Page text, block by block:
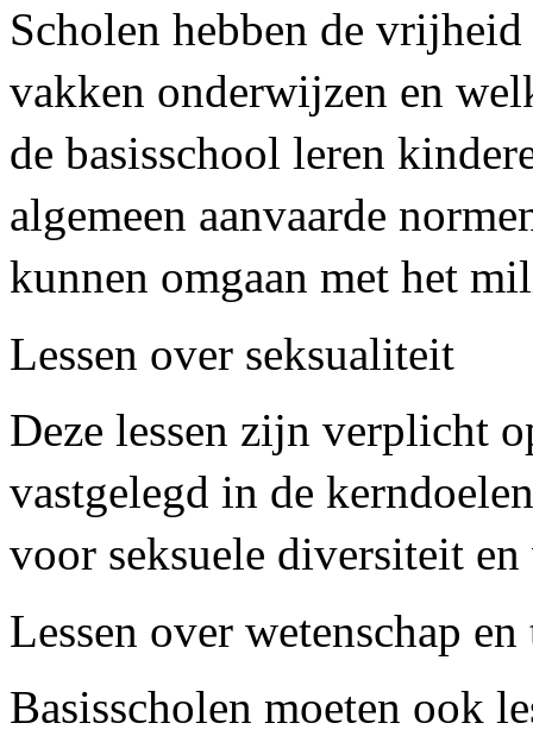
Scholen hebben de
vakken onderwijzen en
de basisschool leren
algemeen aanvaarde
kunnen omgaan met het
Lessen over seksualiteit
Deze lessen zijn verplicht
vastgelegd in de
voor seksuele diversiteit
Lessen over wetenschap
Basisscholen moeten ook